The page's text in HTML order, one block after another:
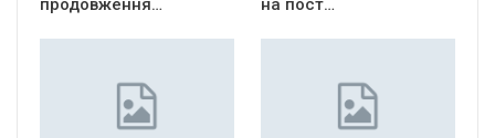
продовження…
на пост…